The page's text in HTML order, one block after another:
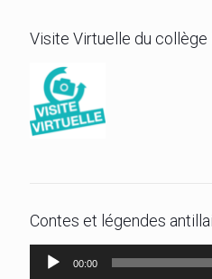
Visite Virtuelle du
Contes et légendes
Lecteur
audio
00:00